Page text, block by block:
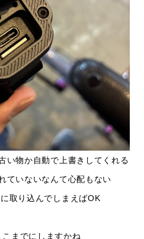
い物か自動で上書きしてくれる
ていないなんて心配もない
取り込んでしまえばOK
までにしますかね